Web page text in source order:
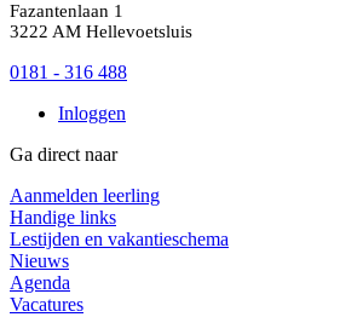
Fazantenlaan 1
3222 AM Hellevoetsluis
0181 - 316 488
Inloggen
Ga direct naar
Aanmelden leerling
Handige links
Lestijden en vakantieschema
Nieuws
Agenda
Vacatures